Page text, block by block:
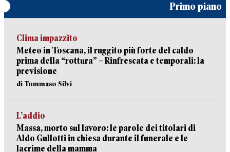
Primo piano
Clima impazzito
Meteo in Toscana, il ruggito più forte del caldo
prima della “rottura” – Rinfrescata e temporali: la
previsione
di Tommaso Silvi
L’addio
Massa, morto sul lavoro: le parole dei titolari di
Aldo Gullotti in chiesa durante il funerale e le
lacrime della mamma